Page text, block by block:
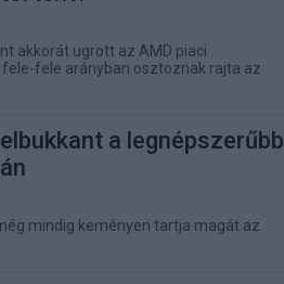
akkorát ugrott az AMD piaci
fele arányban osztoznak rajta az
a legnépszerűbb
mindig keményen tartja magát az